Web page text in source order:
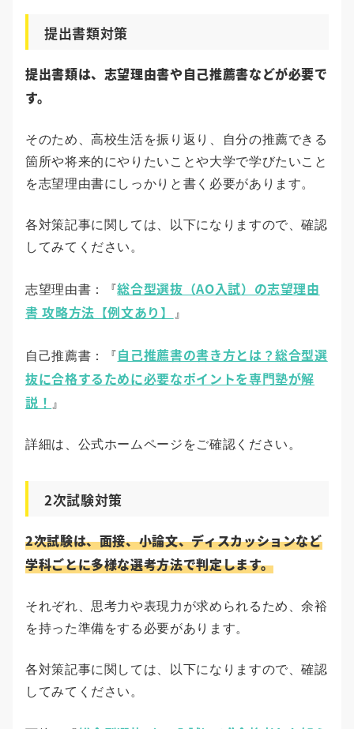
提出書類対策
提出書類は、志望理由書や自己推薦書などが必要で
す。
そのため、高校生活を振り返り、自分の推薦できる
箇所や将来的にやりたいことや大学で学びたいこと
を志望理由書にしっかりと書く必要があります。
各対策記事に関しては、以下になりますので、確認
してみてください。
志望理由書：『総合型選抜（AO入試）の志望理由
書 攻略方法【例文あり】
』
自己推薦書：『自己推薦書の書き方とは？総合型選
抜に合格するために必要なポイントを専門塾が解
説！ 』
詳細は、公式ホームページをご確認ください。
2次試験対策
2次試験は、面接、小論文、ディスカッションなど
学科ごとに多様な選考方法で判定します。
それぞれ、思考力や表現力が求められるため、余裕
を持った準備をする必要があります。
各対策記事に関しては、以下になりますので、確認
してみてください。